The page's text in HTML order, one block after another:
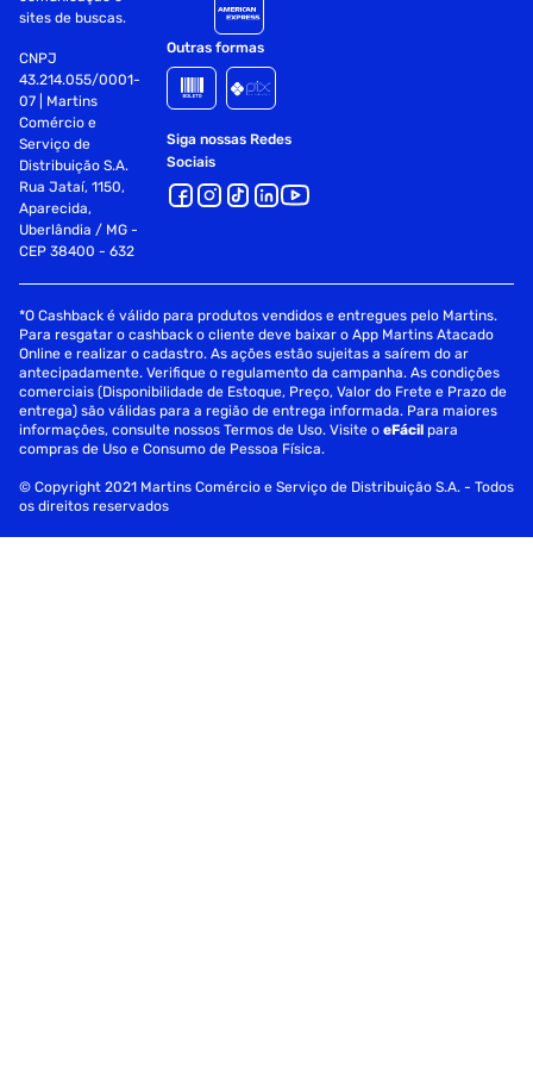
sites de buscas.
CNPJ
43.214.055/0001-
07 | Martins
Comércio e
Serviço de
Distribuição S.A.
Rua Jataí, 1150,
Aparecida,
Uberlândia / MG -
CEP 38400 - 632
Outras formas
Siga nossas Redes
Sociais
*O Cashback é válido para produtos vendidos e entregues pelo Martins.
Para resgatar o cashback o cliente deve baixar o App Martins Atacado
Online e realizar o cadastro. As ações estão sujeitas a saírem do ar
antecipadamente. Verifique o regulamento da campanha. As condições
comerciais (Disponibilidade de Estoque, Preço, Valor do Frete e Prazo de
entrega) são válidas para a região de entrega informada. Para maiores
informações, consulte nossos Termos de Uso. Visite oeFácil para
compras de Uso e Consumo de Pessoa Física.
© Copyright 2021 Martins Comércio e Serviço de Distribuição S.A. - Todos
os direitos reservados